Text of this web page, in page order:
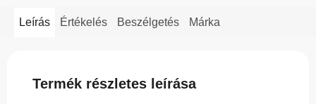
Leírás Értékelés Beszélgetés Márka
Termék részletes leírása